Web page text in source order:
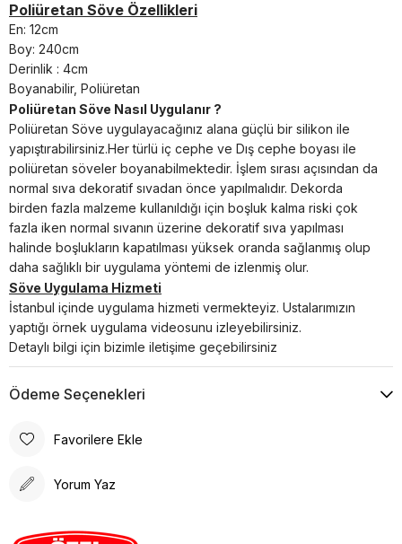
Poliüretan Söve Özellikleri
En: 12cm
Boy: 240cm
Derinlik : 4cm
Boyanabilir, Poliüretan
Poliüretan Söve Nasıl Uygulanır ?
Poliüretan Söve uygulayacağınız alana güçlü bir silikon ile
yapıştırabilirsiniz.Her türlü iç cephe ve Dış cephe boyası ile
poliüretan söveler boyanabilmektedir. İşlem sırası açısından da
normal sıva dekoratif sıvadan önce yapılmalıdır. Dekorda
birden fazla malzeme kullanıldığı için boşluk kalma riski çok
fazla iken normal sıvanın üzerine dekoratif sıva yapılması
halinde boşlukların kapatılması yüksek oranda sağlanmış olup
daha sağlıklı bir uygulama yöntemi de izlenmiş olur.
Söve Uygulama Hizmeti
İstanbul içinde uygulama hizmeti vermekteyiz. Ustalarımızın
yaptığı örnek uygulama videosunu izleyebilirsiniz.
Detaylı bilgi için bizimle iletişime geçebilirsiniz
Ödeme Seçenekleri
Favorilere Ekle
Yorum Yaz